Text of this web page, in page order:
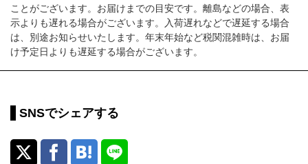
ことがございます。お届けまでの目安です。離島などの場合、表
示よりも遅れる場合がございます。入荷遅れなどで遅延する場合
は、別途お知らせいたします。年末年始など税関混雑時は、お届
け予定日よりも遅延する場合がございます。
SNSでシェアする